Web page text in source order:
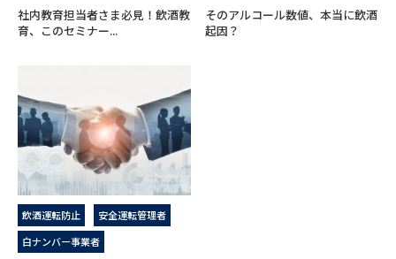
社内教育担当者さま必見！飲酒教
育、このセミナー...
そのアルコール数値、本当に飲酒
起因？
飲酒運転防止
安全運転管理者
白ナンバー事業者